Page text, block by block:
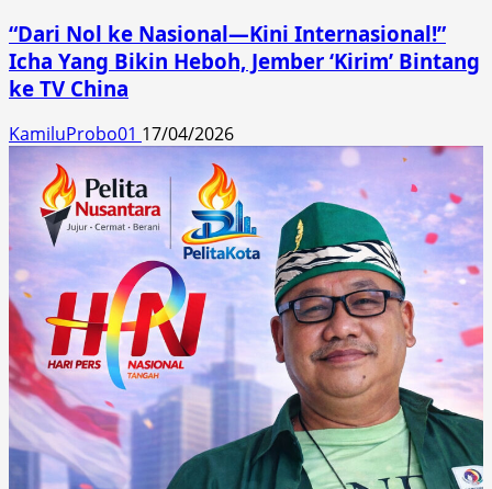
“Dari Nol ke Nasional—Kini Internasional!”
Icha Yang Bikin Heboh, Jember ‘Kirim’ Bintang
ke TV China
KamiluProbo01 17/04/2026